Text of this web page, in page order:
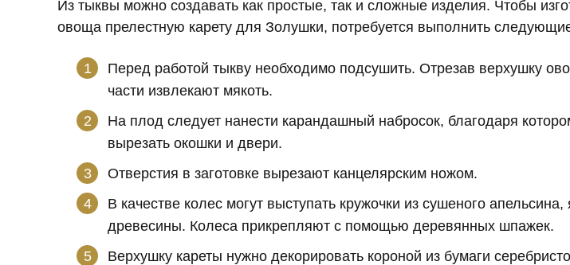
Из тыквы можно создавать как простые, так и сложные изделия. Чтобы
овоща прелестную карету для Золушки, потребуется выполнить
Перед работой тыкву необходимо подсушить. Отрезав верхушку
части извлекают мякоть.
На плод следует нанести карандашный набросок, благодаря
вырезать окошки и двери.
Отверстия в заготовке вырезают канцелярским ножом.
В качестве колес могут выступать кружочки из сушеного апельсина,
древесины. Колеса прикрепляют с помощью деревянных шпажек.
Верхушку кареты нужно декорировать короной из бумаги